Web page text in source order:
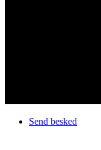
Send besked